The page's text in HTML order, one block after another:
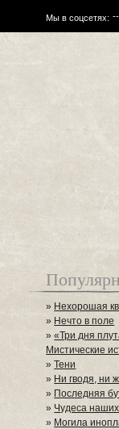
Мы в соцсетях:
» Нехорошая
» Нечто в поле
»«Три дня
Мистические
»Тени
» Ни гводя, ни
» Последняя
» Чудеса
» Могила